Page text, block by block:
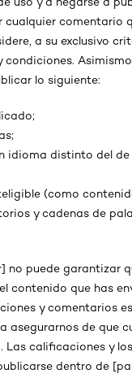
cualquier comentario
a su exclusivo
condiciones.
lo siguiente:
idioma distinto del
(como
y cadenas de
no puede garantizar
contenido que has
y comentarios
asegurarnos de que
Las calificaciones y
dentro de